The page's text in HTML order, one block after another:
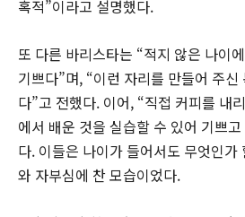
혹적”이라고 설명했다.
또 다른 바리스타는 “적지 않은 나이
기쁘다”며, “이런 자리를 만들어 주
다”고 전했다. 이어, “직접 커피를 내
에서 배운 것을 실습할 수 있어 기쁘
다. 이들은 나이가 들어서도 무엇인가
와 자부심에 찬 모습이었다.